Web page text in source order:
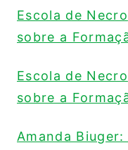
Escola de
sobre a
Escola de
sobre a
Amanda